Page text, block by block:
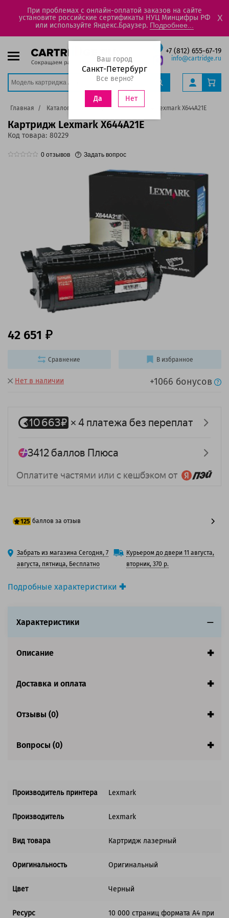
При проблемах с онлайн-оплатой заказов на сайте
установите российские сертификаты НУЦ Минцифры РФ
или используйте Яндекс.Браузер. Подробнее...
X
+7 (812) 655-67-19
info@cartridge.ru
Ваш город
Санкт-Петербург
Все верно?
Да Нет
Главная Каталог Картриджи Картридж Lexmark X644A21E
Картридж Lexmark X644A21E
Код товара: 80229
0 отзывов Задать вопрос
Подробные характеристики
Вид товара:Картридж лазерный
Ресурс:10 000 страниц формата А4 при 5%
Страна:Китай
Нет в наличии +1066 бонусов
42 651
125 баллов за отзыв
100 баллов
125 баллов
Забрать из магазина Сегодня, 7
августа, пятница, Бесплатно
Курьером до двери 11 августа,
вторник, 370 р.
Сравнение В избранное
Характеристики
Описание
Доставка и оплата
Отзывы (0)
Вопросы (0)
Производитель принтера Lexmark
Производитель Lexmark
Вид товара Картридж лазерный
Оригинальность Оригинальный
Цвет Черный
Ресурс
10 000 страниц формата А4 при